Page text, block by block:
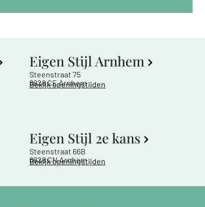
Eigen Stijl Arnhem
Steenstraat 75
6828 CE Arnhem
Bekijk openingstijden
Eigen Stijl 2e kans
Steenstraat 66B
6828 CN Arnhem
Bekijk openingstijden